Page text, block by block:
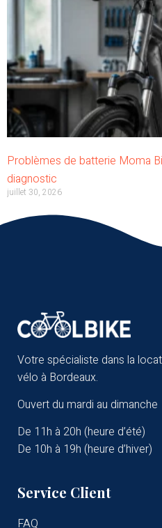
Problèmes de batterie Moma
diagnostic
juillet 30, 2026
Votre spécialiste dans la
vélo à Bordeaux.
Ouvert du mardi au dimanche
De 11h à 20h (heure d’été)
De 10h à 19h (heure d’hiver)
Service Client
FAQ